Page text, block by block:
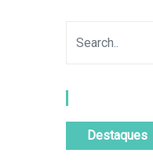
Destaques